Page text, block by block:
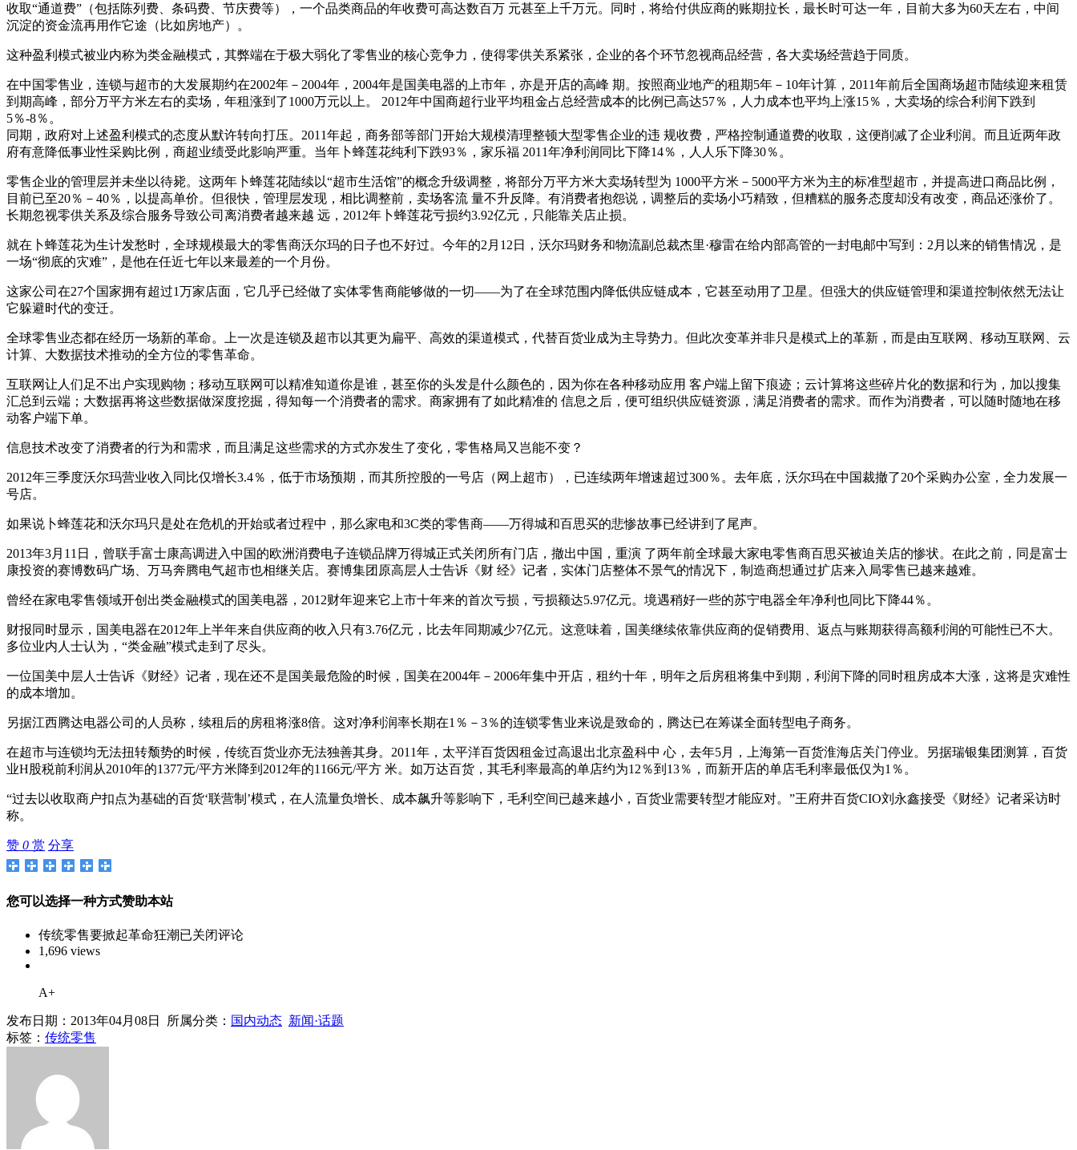
收取“通道费”（包括陈列费、条码费、节庆费等），一个品类商品的年收费可高达数百万 元甚至上千万元。同时，将给付供应商的账期拉长，最长时可达一年，目前大多为60天左右，中间
沉淀的资金流再用作它途（比如房地产）。
这种盈利模式被业内称为类金融模式，其弊端在于极大弱化了零售业的核心竞争力，使得零供关系紧张，企业的各个环节忽视商品经营，各大卖场经营趋于同质。
在中国零售业，连锁与超市的大发展期约在2002年－2004年，2004年是国美电器的上市年，亦是开店的高峰 期。按照商业地产的租期5年－10年计算，2011年前后全国商场超市陆续迎来租赁
到期高峰，部分万平方米左右的卖场，年租涨到了1000万元以上。 2012年中国商超行业平均租金占总经营成本的比例已高达57％，人力成本也平均上涨15％，大卖场的综合利润下跌到
5％-8％。
同期，政府对上述盈利模式的态度从默许转向打压。2011年起，商务部等部门开始大规模清理整顿大型零售企业的违 规收费，严格控制通道费的收取，这便削减了企业利润。而且近两年政
府有意降低事业性采购比例，商超业绩受此影响严重。当年卜蜂莲花纯利下跌93％，家乐福 2011年净利润同比下降14％，人人乐下降30％。
零售企业的管理层并未坐以待毙。这两年卜蜂莲花陆续以“超市生活馆”的概念升级调整，将部分万平方米大卖场转型为 1000平方米－5000平方米为主的标准型超市，并提高进口商品比例，
目前已至20％－40％，以提高单价。但很快，管理层发现，相比调整前，卖场客流 量不升反降。有消费者抱怨说，调整后的卖场小巧精致，但糟糕的服务态度却没有改变，商品还涨价了。
长期忽视零供关系及综合服务导致公司离消费者越来越 远，2012年卜蜂莲花亏损约3.92亿元，只能靠关店止损。
就在卜蜂莲花为生计发愁时，全球规模最大的零售商沃尔玛的日子也不好过。今年的2月12日，沃尔玛财务和物流副总裁杰里·穆雷在给内部高管的一封电邮中写到：2月以来的销售情况，是
一场“彻底的灾难”，是他在任近七年以来最差的一个月份。
这家公司在27个国家拥有超过1万家店面，它几乎已经做了实体零售商能够做的一切——为了在全球范围内降低供应链成本，它甚至动用了卫星。但强大的供应链管理和渠道控制依然无法让
它躲避时代的变迁。
全球零售业态都在经历一场新的革命。上一次是连锁及超市以其更为扁平、高效的渠道模式，代替百货业成为主导势力。但此次变革并非只是模式上的革新，而是由互联网、移动互联网、云
计算、大数据技术推动的全方位的零售革命。
互联网让人们足不出户实现购物；移动互联网可以精准知道你是谁，甚至你的头发是什么颜色的，因为你在各种移动应用 客户端上留下痕迹；云计算将这些碎片化的数据和行为，加以搜集
汇总到云端；大数据再将这些数据做深度挖掘，得知每一个消费者的需求。商家拥有了如此精准的 信息之后，便可组织供应链资源，满足消费者的需求。而作为消费者，可以随时随地在移
动客户端下单。
信息技术改变了消费者的行为和需求，而且满足这些需求的方式亦发生了变化，零售格局又岂能不变？
2012年三季度沃尔玛营业收入同比仅增长3.4％，低于市场预期，而其所控股的一号店（网上超市），已连续两年增速超过300％。去年底，沃尔玛在中国裁撤了20个采购办公室，全力发展一
号店。
如果说卜蜂莲花和沃尔玛只是处在危机的开始或者过程中，那么家电和3C类的零售商——万得城和百思买的悲惨故事已经讲到了尾声。
2013年3月11日，曾联手富士康高调进入中国的欧洲消费电子连锁品牌万得城正式关闭所有门店，撤出中国，重演 了两年前全球最大家电零售商百思买被迫关店的惨状。在此之前，同是富士
康投资的赛博数码广场、万马奔腾电气超市也相继关店。赛博集团原高层人士告诉《财 经》记者，实体门店整体不景气的情况下，制造商想通过扩店来入局零售已越来越难。
曾经在家电零售领域开创出类金融模式的国美电器，2012财年迎来它上市十年来的首次亏损，亏损额达5.97亿元。境遇稍好一些的苏宁电器全年净利也同比下降44％。
财报同时显示，国美电器在2012年上半年来自供应商的收入只有3.76亿元，比去年同期减少7亿元。这意味着，国美继续依靠供应商的促销费用、返点与账期获得高额利润的可能性已不大。
多位业内人士认为，“类金融”模式走到了尽头。
一位国美中层人士告诉《财经》记者，现在还不是国美最危险的时候，国美在2004年－2006年集中开店，租约十年，明年之后房租将集中到期，利润下降的同时租房成本大涨，这将是灾难性
的成本增加。
另据江西腾达电器公司的人员称，续租后的房租将涨8倍。这对净利润率长期在1％－3％的连锁零售业来说是致命的，腾达已在筹谋全面转型电子商务。
在超市与连锁均无法扭转颓势的时候，传统百货业亦无法独善其身。2011年，太平洋百货因租金过高退出北京盈科中 心，去年5月，上海第一百货淮海店关门停业。另据瑞银集团测算，百货
业H股税前利润从2010年的1377元/平方米降到2012年的1166元/平方 米。如万达百货，其毛利率最高的单店约为12％到13％，而新开店的单店毛利率最低仅为1％。
“过去以收取商户扣点为基础的百货‘联营制’模式，在人流量负增长、成本飙升等影响下，毛利空间已越来越小，百货业需要转型才能应对。”王府井百货CIO刘永鑫接受《财经》记者采访时
称。
赞 0 赏 分享
您可以选择一种方式赞助本站
传统零售要掀起革命狂潮已关闭评论
1,696 views
A+
发布日期：2013年04月08日 所属分类： 国内动态 新闻·话题
标签： 传统零售